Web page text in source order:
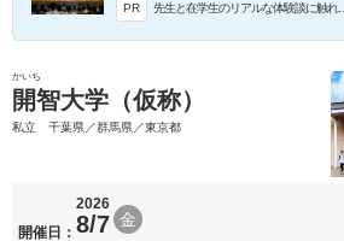
PR 先生と在学生のリアルな体験談に触れるトークセッションで、学科の学びや特色がぐっと身近に感じられます。授業の裏話や進路の実例を直接聞いて、その場で質問できるからコース選びの迷いも解消し、自分に合った将来像をより具体的に描けます！
かいち
開智大学（仮称）
私立 千葉県／群馬県／東京都
開催日：
2026
8/7 金